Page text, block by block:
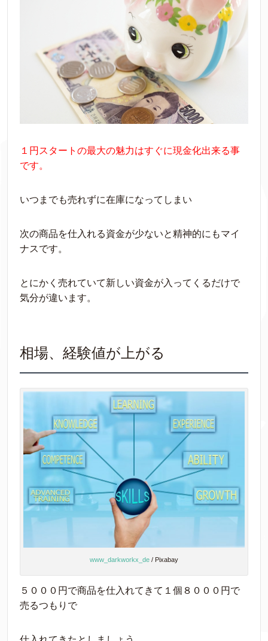
１円スタートの最大の魅力はすぐに現金化出来る事
です。
いつまでも売れずに在庫になってしまい
次の商品を仕入れる資金が少ないと精神的にもマイ
ナスです。
とにかく売れていて新しい資金が入ってくるだけで
気分が違います。
相場、経験値が上がる
www_darkworkx_de / Pixabay
５０００円で商品を仕入れてきて１個８０００円で
売るつもりで